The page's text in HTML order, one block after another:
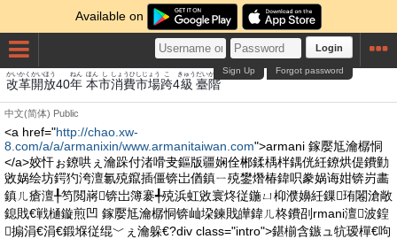
Available on
Login
Forgot password
Sign Up
改革
かいかく
開放
かいほう
40年
ねん
本
ほん
市
し
消費
しょうひ
市場
しじょう
跨
こ
4級
きゅう
臺
だい
階
かい
中文(简体) Public
<a href="http://chao.xw-
8.com/a/a/armanixin/www.armanitaiwan.com">armani 鎵嬮尪瀹樼恫
</a>姣忓ぉ鐐哄ぇ瀹跺付渚嗗叏鏂版疆娴佺郴鍒楀柈鍝侊紝鐐烘偍鐨勭
敓娲绘坊鍔犳洿澶氱殑鑹插僵锛岀偤鎮ㄧ殑鐢熸椿鍏呮豢娲诲姏锛岃畵
鎮ㄦ瘡澶╀笉閲嶈锛岀簿褰╃殑浜虹敓寰炵従鍦ㄩ枊濮嬶紝鏁珛闂滄敞
鎴戝€戦樋鏇煎凹 鎵嬮尪瀹樼恫锛屾垜鍊戝皣鍏ㄦ柊鐨刟rmani澶波鍠
搧涓€涓€鍛堢従绲﹀ぇ瀹躲€?div class="intro">鍖椾含鏃ュ牨瑷樿€呴